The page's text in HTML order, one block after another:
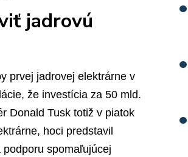
jadrovú
prvej jadrovej elektrárne v
že investícia za 50 mld.
Donald Tusk totiž v piatok
hoci predstavil
spomaľujúcej